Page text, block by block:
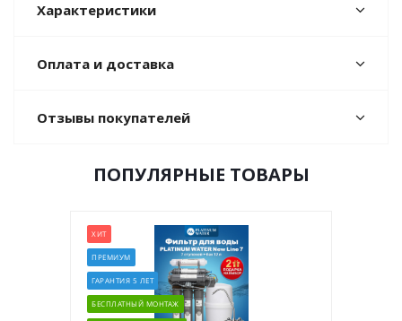
Характеристики
Оплата и доставка
Отзывы покупателей
ПОПУЛЯРНЫЕ ТОВАРЫ
ХИТ
ПРЕМИУМ
ГАРАНТИЯ 5 ЛЕТ
БЕСПЛАТНЫЙ МОНТАЖ